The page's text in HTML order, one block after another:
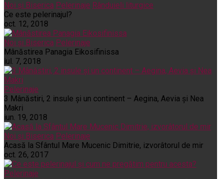
Noi și Biserica Pelerinaje Rânduieli liturgice
Ce este pelerinajul?
oct. 12, 2018
Noi și Biserica Pelerinaje
Mânăstirea Panagia Eikosifinissa
iul. 7, 2018
Pelerinaje
3 Mânăstiri, 2 insule și un continent – Aegina, Aevia și Nea
Makri
iun. 19, 2018
Noi și Biserica Pelerinaje
Acasă la Sfântul Mare Mucenic Dimitrie, izvorâtorul de mir
oct. 26, 2017
Pelerinaje